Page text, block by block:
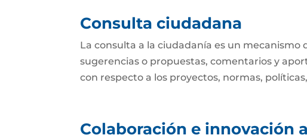
Consulta ciudadana
La consulta a la ciudadanía es un
sugerencias o propuestas, comentarios y
con respecto a los proyectos, normas,
Colaboración e innovación